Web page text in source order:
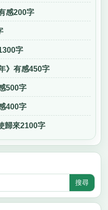
感200字
字
》有感450字
500字
400字
歸來2100字